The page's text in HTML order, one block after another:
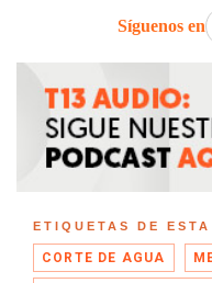
Síguenos en
ETIQUETAS DE ESTA
CORTE DE AGUA